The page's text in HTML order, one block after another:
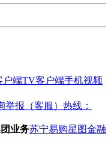
户端TV客户端手机视频
举报（客服）热线：
业务苏宁易购星图金融